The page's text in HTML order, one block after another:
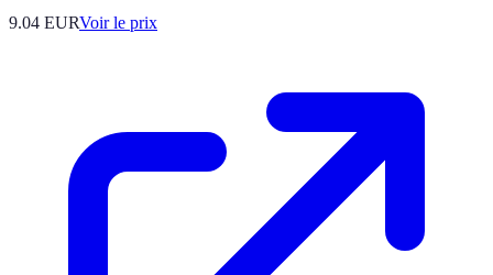
9.04 EURVoir le prix